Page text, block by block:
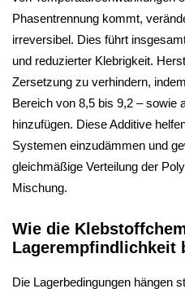
Phasentrennung kommt,
irreversibel. Dies führt
und reduzierter Klebrigkeit.
Zersetzung zu verhindern,
Bereich von 8,5 bis 9,2 – sowie
hinzufügen. Diese Additive
Systemen einzudämmen und
gleichmäßige Verteilung der
Mischung.
Wie die
Lagerempfindlichkeit
Die Lagerbedingungen hängen